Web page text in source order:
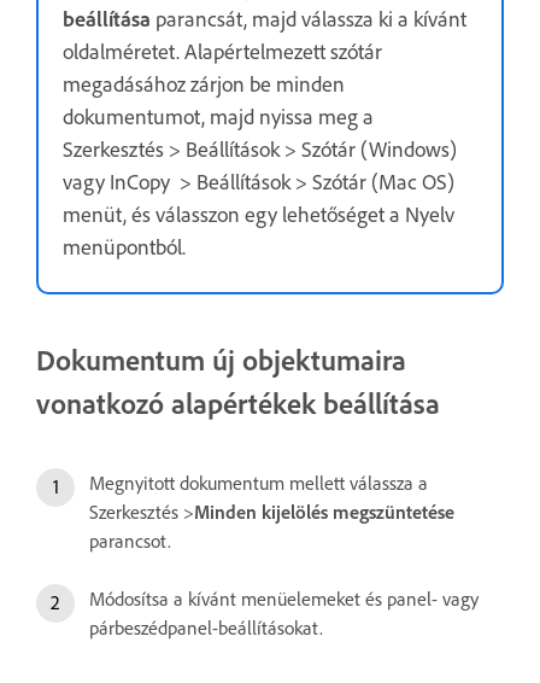
beállítása parancsát, majd válassza ki a kívánt
oldalméretet. Alapértelmezett szótár
megadásához zárjon be minden
dokumentumot, majd nyissa meg a
Szerkesztés > Beállítások > Szótár (Windows)
vagy InCopy > Beállítások > Szótár (Mac OS)
menüt, és válasszon egy lehetőséget a Nyelv
menüpontból.
Dokumentum új objektumaira
vonatkozó alapértékek beállítása
Megnyitott dokumentum mellett válassza a
Szerkesztés >Minden kijelölés megszüntetése
parancsot.
Módosítsa a kívánt menüelemeket és panel- vagy
párbeszédpanel-beállításokat.